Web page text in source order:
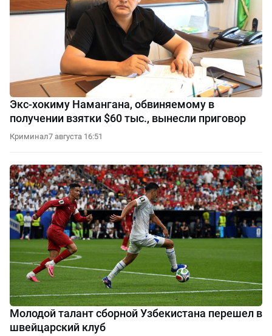
Экс-хокиму Намангана, обвиняемому в
получении взятки $60 тыс., вынесли приговор
Криминал7 августа 16:51
Молодой талант сборной Узбекистана перешел в
швейцарский клуб